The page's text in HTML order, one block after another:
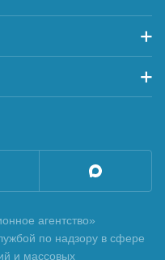
агентство»
по надзору в сфере
и массовых